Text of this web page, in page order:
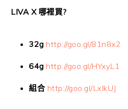
LIVA X 哪裡買?
32g http://goo.gl/81n8x2
64g http://goo.gl/HYxyL1
組合 http://goo.gl/LxIkUJ